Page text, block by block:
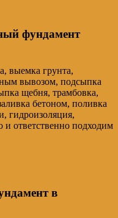
фундамент
выемка грунта,
вывозом, подсыпка
щебня, трамбовка,
бетоном, поливка
гидроизоляция,
и ответственно подходим
в